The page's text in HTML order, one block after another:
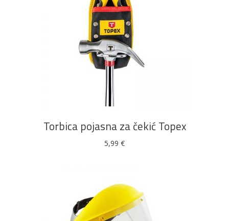
Torbica pojasna za čekić Topex
5,99 €